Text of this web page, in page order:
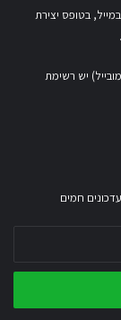
בטופס יצירת
יש רשימת
חמים